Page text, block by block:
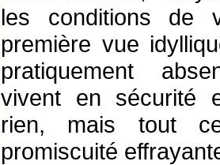
les conditions de
première vue
pratiquement
vivent en sécurité
rien, mais tout
promiscuité